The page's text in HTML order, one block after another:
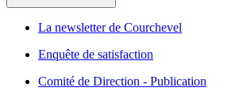
La newsletter de Courchevel
Enquête de satisfaction
Comité de Direction - Publication